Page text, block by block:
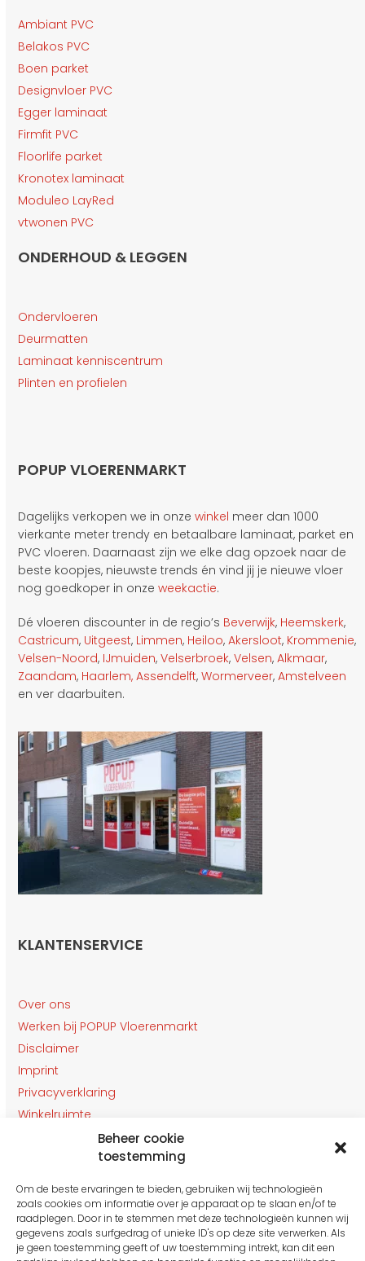
Beheer cookie
toestemming
Om de beste ervaringen te bieden, gebruiken wij technologieën
zoals cookies om informatie over je apparaat op te slaan en/of te
raadplegen. Door in te stemmen met deze technologieën kunnen wij
gegevens zoals surfgedrag of unieke ID's op deze site verwerken. Als
je geen toestemming geeft of uw toestemming intrekt, kan dit een
Ambiant PVC
Belakos PVC
Boen parket
Designvloer PVC
Egger laminaat
Firmfit PVC
Floorlife parket
Kronotex laminaat
Moduleo LayRed
vtwonen PVC
ONDERHOUD & LEGGEN
Ondervloeren
Deurmatten
Laminaat kenniscentrum
Plinten en profielen
POPUP VLOERENMARKT
Dagelijks verkopen we in onzewinkel meer dan 1000
vierkante meter trendy en betaalbare laminaat, parket en
PVC vloeren. Daarnaast zijn we elke dag opzoek naar de
beste koopjes, nieuwste trends én vind jij je nieuwe vloer
nog goedkoper in onzeweekactie.
Dé vloeren discounter in de regio’s Beverwijk, Heemskerk,
Castricum, Uitgeest, Limmen, Heiloo,Akersloot, Krommenie,
Velsen-Noord, IJmuiden,Velserbroek,Velsen,Alkmaar,
Zaandam, Haarlem, Assendelft,Wormerveer,Amstelveen
en ver daarbuiten.
KLANTENSERVICE
Over ons
Werken bij POPUP Vloerenmarkt
Disclaimer
Imprint
Privacyverklaring
Winkelruimte
Klantenservice
OPENINGSTIJDEN
Gesloten van 27 t/m 31 Juli